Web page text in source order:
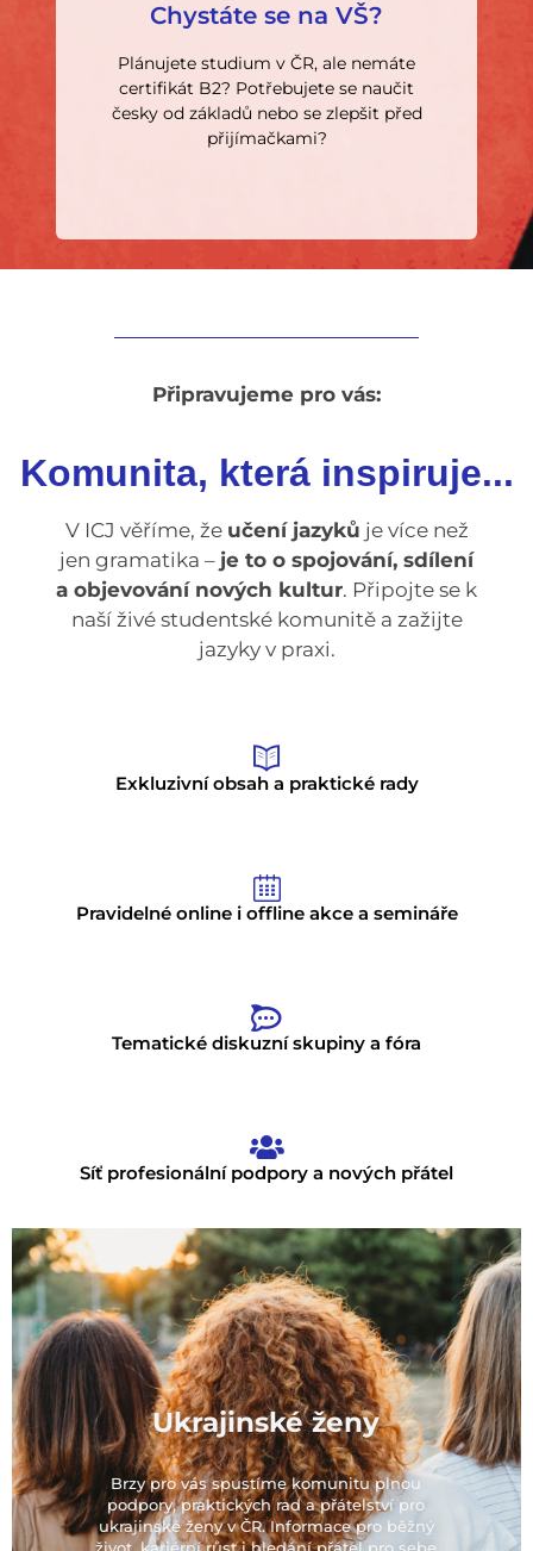
Chystáte se na VŠ?
Plánujete studium v ČR, ale nemáte
certifikát B2? Potřebujete se naučit
česky od základů nebo se zlepšit před
přijímačkami?
Přípravné kurzy na VŠ
Komplexní příprava pro uchazeče.
Zvyšte své šance na přijetí s našimi
semestrálními a dvousemestrálními
kurzy.
Připravujeme pro vás:
Komunita, která inspiruje...
V ICJ věříme, že učení jazyků je více než
jen gramatika – je to o spojování, sdílení
a objevování nových kultur. Připojte se k
naší živé studentské komunitě a zažijte
jazyky v praxi.
Exkluzivní obsah a praktické rady
Pravidelné online i offline akce a semináře
Tematické diskuzní skupiny a fóra
Síť profesionální podpory a nových přátel
Ukrajinské ženy​
Brzy pro vás spustíme komunitu plnou
podpory, praktických rad a přátelství pro
ukrajinské ženy v ČR. Informace pro běžný